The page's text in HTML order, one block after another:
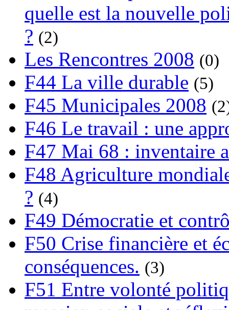
quelle est la nouvelle
? (2)
Les Rencontres 2008 (0)
F44 La ville durable (5)
F45 Municipales 2008
F46 Le travail : une
F47 Mai 68 : inventaire
F48 Agriculture
? (4)
F49 Démocratie et
F50 Crise financière et
conséquences. (3)
F51 Entre volonté